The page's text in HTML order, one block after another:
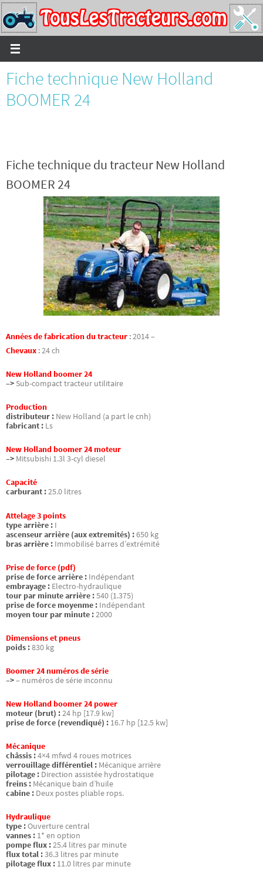
Passer
vers
le
contenu
Fiche technique New Holland
BOOMER 24
Fiche technique du tracteur New Holland
BOOMER 24
Années de fabrication du tracteur :2014 –
Chevaux :24 ch
New Holland boomer 24
–> Sub-compact tracteur utilitaire
Production
distributeur : New Holland (a part le cnh)
fabricant : Ls
New Holland boomer 24 moteur
–> Mitsubishi 1.3l 3-cyl diesel
Capacité
carburant :25.0 litres
Attelage 3 points
type arrière : I
ascenseur arrière (aux extremités) :650 kg
bras arrière : Immobilisé barres d’extrémité
Prise de force (pdf)
prise de force arrière : Indépendant
embrayage : Electro-hydraulique
tour par minute arrière :540 (1.375)
prise de force moyenme : Indépendant
moyen tour par minute :2000
Dimensions et pneus
poids :830 kg
Boomer 24 numéros de série
–>– numéros de série inconnu
New Holland boomer 24 power
moteur (brut) :24 hp [17.9 kw]
prise de force (revendiqué) : 16.7 hp [12.5 kw]
Mécanique
châssis :4×4 mfwd 4 roues motrices
verrouillage différentiel : Mécanique arrière
pilotage : Direction assistée hydrostatique
freins : Mécanique bain d’huile
cabine : Deux postes pliable rops.
Hydraulique
type :Ouverture central
vannes : 1* en option
pompe flux :25.4 litres par minute
flux total :36.3 litres par minute
pilotage flux : 11.0 litres par minute